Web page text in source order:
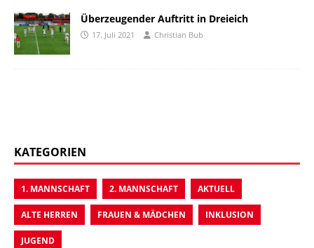
Überzeugender Auftritt in Dreieich
17. Juli 2021 Christian Bub
KATEGORIEN
1. MANNSCHAFT 2. MANNSCHAFT AKTUELL
ALTE HERREN FRAUEN & MÄDCHEN INKLUSION
JUGEND